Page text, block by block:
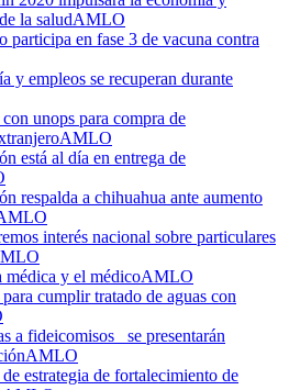
la saludAMLO
participa en fase 3 de vacuna contra
y empleos se recuperan durante
unops para compra de
AMLO
está al día en entrega de
respalda a chihuahua ante aumento
interés nacional sobre particulares
médica y el médicoAMLO
cumplir tratado de aguas con
a fideicomisos_ se presentarán
AMLO
estrategia de fortalecimiento de